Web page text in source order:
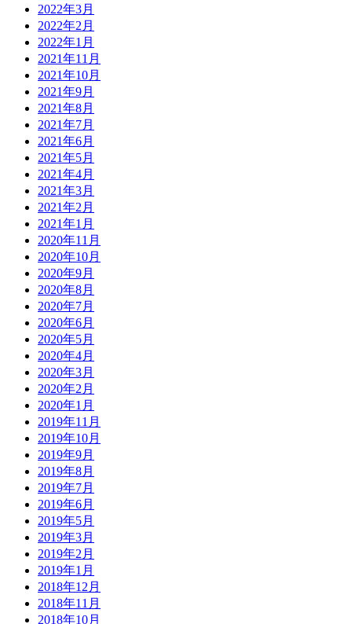
2022年3月
2022年2月
2022年1月
2021年11月
2021年10月
2021年9月
2021年8月
2021年7月
2021年6月
2021年5月
2021年4月
2021年3月
2021年2月
2021年1月
2020年11月
2020年10月
2020年9月
2020年8月
2020年7月
2020年6月
2020年5月
2020年4月
2020年3月
2020年2月
2020年1月
2019年11月
2019年10月
2019年9月
2019年8月
2019年7月
2019年6月
2019年5月
2019年3月
2019年2月
2019年1月
2018年12月
2018年11月
2018年10月